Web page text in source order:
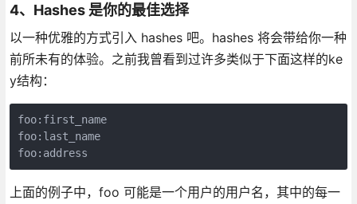
4、Hashes 是你的最佳选择
以一种优雅的方式引入 hashes 吧。hashes 将会带给你一种
前所未有的体验。之前我曾看到过许多类似于下面这样的ke
y结构：
foo:first_name
foo:last_name
foo:address
上面的例子中，foo 可能是一个用户的用户名，其中的每一